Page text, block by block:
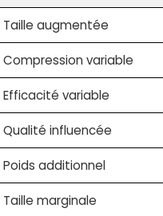
Taille augmentée
Compression variable
Efficacité variable
Qualité influencée
Poids additionnel
Taille marginale